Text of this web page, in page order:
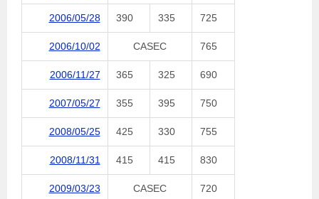
2006/05/28 390 335 725
2006/10/02 CASEC 765
2006/11/27 365 325 690
2007/05/27 355 395 750
2008/05/25 425 330 755
2008/11/31 415 415 830
2009/03/23 CASEC 720